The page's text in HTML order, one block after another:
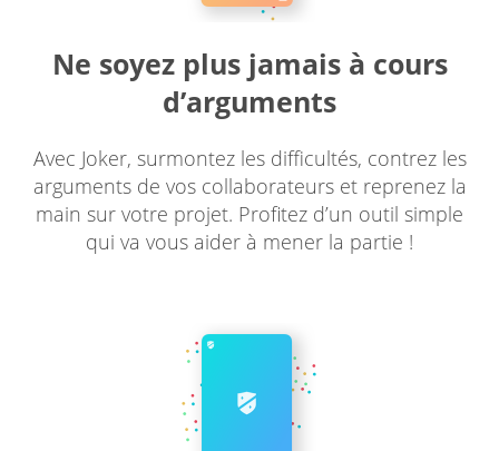
Ne soyez plus jamais à cours
d’arguments
Avec Joker, surmontez les difficultés, contrez les
arguments de vos collaborateurs et reprenez la
main sur votre projet. Profitez d’un outil simple
qui va vous aider à mener la partie !